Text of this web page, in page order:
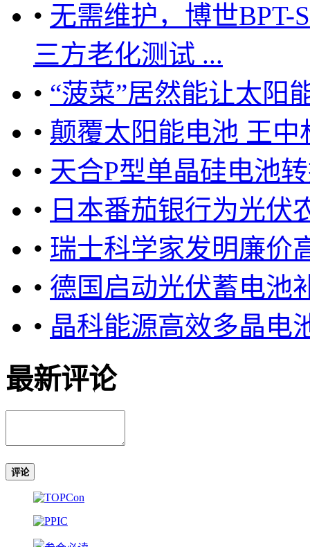
• 无需维护，博世BPT-
三方老化测试 ...
• “菠菜”居然能让太阳
• 颠覆太阳能电池 王
• 天合P型单晶硅电池
• 日本番茄银行为光伏
• 瑞士科学家发明廉价
• 德国启动光伏蓄电池
• 晶科能源高效多晶电
最新评论
评论